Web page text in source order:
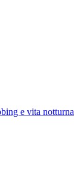
e vita notturna